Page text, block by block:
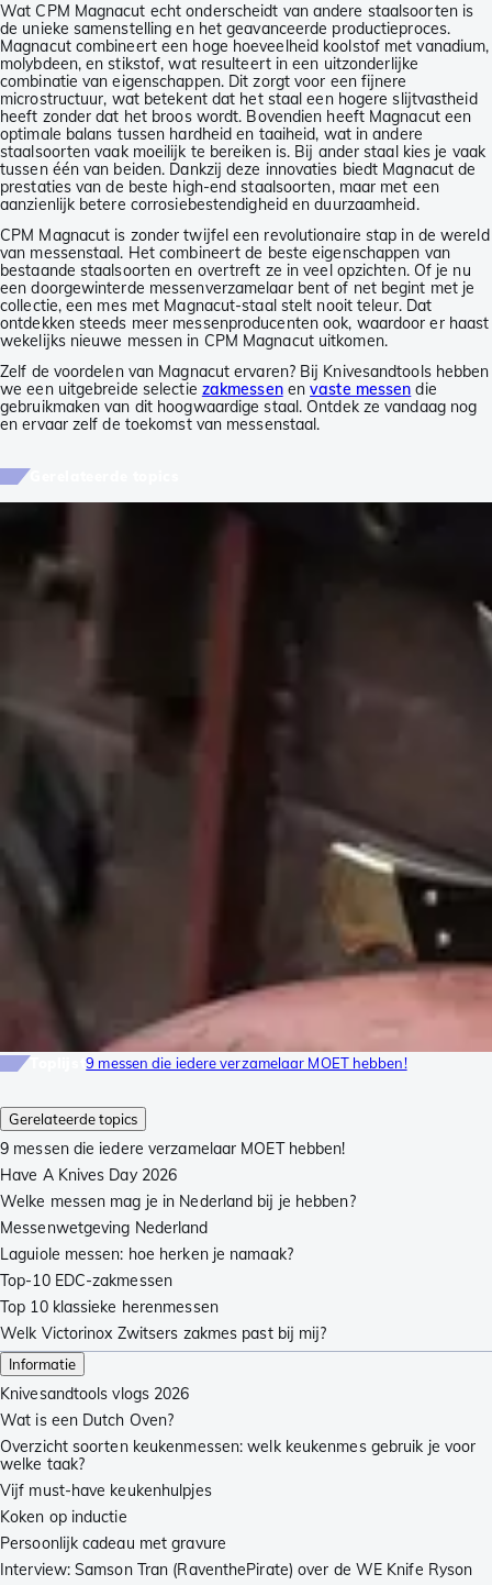
Gerelateerde topics
9 messen die iedere verzamelaar MOET hebben!
Have A Knives Day 2026
Welke messen mag je in Nederland bij je hebben?
Messenwetgeving Nederland
Laguiole messen: hoe herken je namaak?
Top-10 EDC-zakmessen
Top 10 klassieke herenmessen
Welk Victorinox Zwitsers zakmes past bij mij?
Informatie
Knivesandtools vlogs 2026
Wat is een Dutch Oven?
Overzicht soorten keukenmessen: welk keukenmes gebruik je voor
welke taak?
Vijf must-have keukenhulpjes
Koken op inductie
Persoonlijk cadeau met gravure
Interview: Samson Tran (RaventhePirate) over de WE Knife Ryson
Wat CPM Magnacut echt onderscheidt van andere staalsoorten is
de unieke samenstelling en het geavanceerde productieproces.
Magnacut combineert een hoge hoeveelheid koolstof met vanadium,
molybdeen, en stikstof, wat resulteert in een uitzonderlijke
combinatie van eigenschappen. Dit zorgt voor een fijnere
microstructuur, wat betekent dat het staal een hogere slijtvastheid
heeft zonder dat het broos wordt. Bovendien heeft Magnacut een
optimale balans tussen hardheid en taaiheid, wat in andere
staalsoorten vaak moeilijk te bereiken is. Bij ander staal kies je vaak
tussen één van beiden. Dankzij deze innovaties biedt Magnacut de
prestaties van de beste high-end staalsoorten, maar met een
aanzienlijk betere corrosiebestendigheid en duurzaamheid.
CPM Magnacut is zonder twijfel een revolutionaire stap in de wereld
van messenstaal. Het combineert de beste eigenschappen van
bestaande staalsoorten en overtreft ze in veel opzichten. Of je nu
een doorgewinterde messenverzamelaar bent of net begint met je
collectie, een mes met Magnacut-staal stelt nooit teleur. Dat
ontdekken steeds meer messenproducenten ook, waardoor er haast
wekelijks nieuwe messen in CPM Magnacut uitkomen.
Zelf de voordelen van Magnacut ervaren? Bij Knivesandtools hebben
we een uitgebreide selectie zakmessenenvaste messen die
gebruikmaken van dit hoogwaardige staal. Ontdek ze vandaag nog
en ervaar zelf de toekomst van messenstaal.
Toplijst9 messen die iedere verzamelaar MOET hebben!